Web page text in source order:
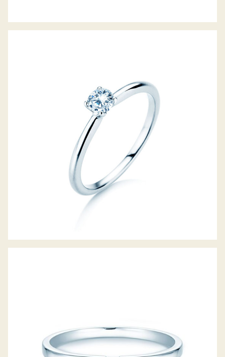
DIAMANTRING CLASSIC 4